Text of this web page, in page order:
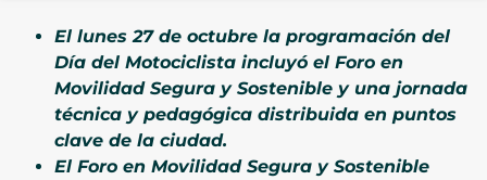
El lunes 27 de octubre la programación del
Día del Motociclista incluyó el Foro en
Movilidad Segura y Sostenible y una jornada
técnica y pedagógica distribuida en puntos
clave de la ciudad.
El Foro en Movilidad Segura y Sostenible